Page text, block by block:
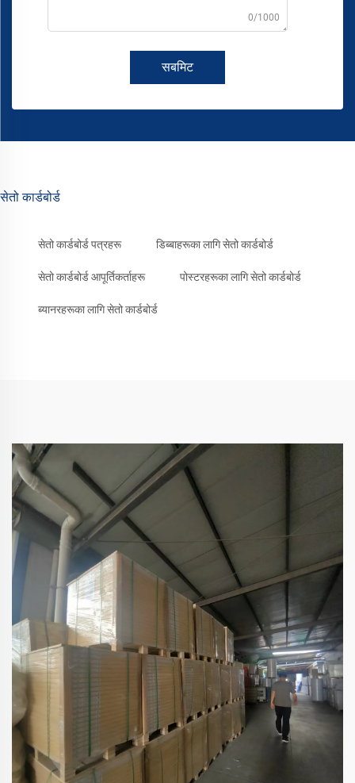
0/1000
सबमिट
सेतो कार्डबोर्ड
सेतो कार्डबोर्ड पत्रहरू डिब्बाहरूका लागि सेतो कार्डबोर्ड
सेतो कार्डबोर्ड आपूर्तिकर्ताहरू पोस्टरहरूका लागि सेतो कार्डबोर्ड
ब्यानरहरूका लागि सेतो कार्डबोर्ड